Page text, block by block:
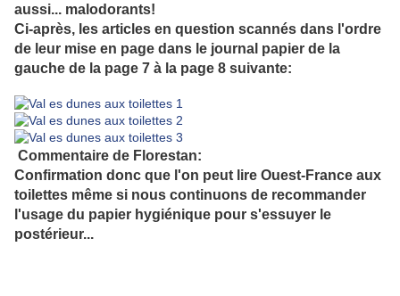
aussi... malodorants!
Ci-après, les articles en question scannés dans l'ordre
de leur mise en page dans le journal papier de la
gauche de la page 7 à la page 8 suivante:
Commentaire de Florestan:
Confirmation donc que l'on peut lire Ouest-France aux
toilettes même si nous continuons de recommander
l'usage du papier hygiénique pour s'essuyer le
postérieur...